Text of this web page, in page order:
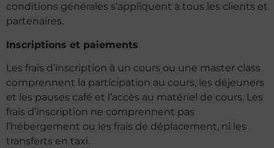
conditions générales s’appliquent à tous les clients et
partenaires.
Inscriptions et paiements
Les frais d’inscription à un cours ou une master class
comprennent la participation au cours, les déjeuners
et les pauses café et l’accès au matériel de cours. Les
frais d’inscription ne comprennent pas
l’hébergement ou les frais de déplacement, ni les
transferts en taxi.